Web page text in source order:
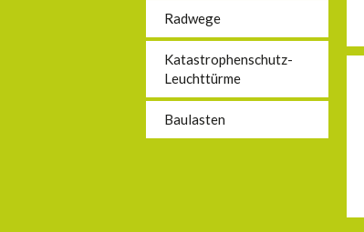
Radwege
Katastrophenschutz-
Leuchttürme
Baulasten